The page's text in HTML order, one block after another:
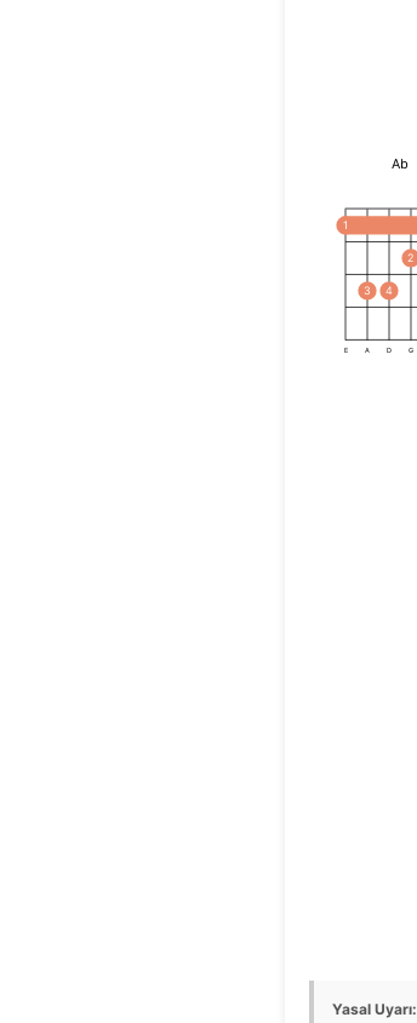
Ab
1
3 4
2
E A D G
Yasal Uyarı: